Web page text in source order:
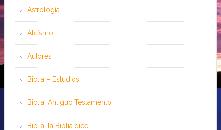
Astrología
Ateísmo
Autores
Biblia – Estudios
Biblia: Antiguo Testamento
Biblia: la Biblia dice